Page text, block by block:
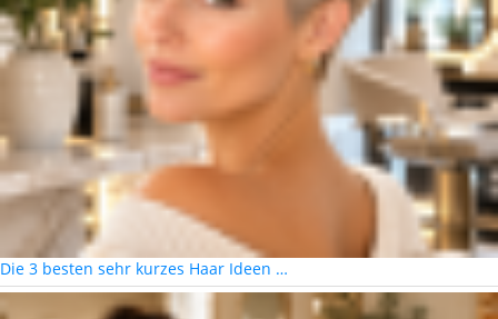
Die 3 besten sehr kurzes Haar Ideen …